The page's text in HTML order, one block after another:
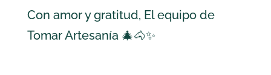
Con amor y gratitud, El equipo de
Tomar Artesanía 🎄🐴✨